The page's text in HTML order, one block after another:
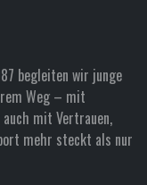
begleiten wir junge
Weg – mit
mit Vertrauen,
mehr steckt als nur